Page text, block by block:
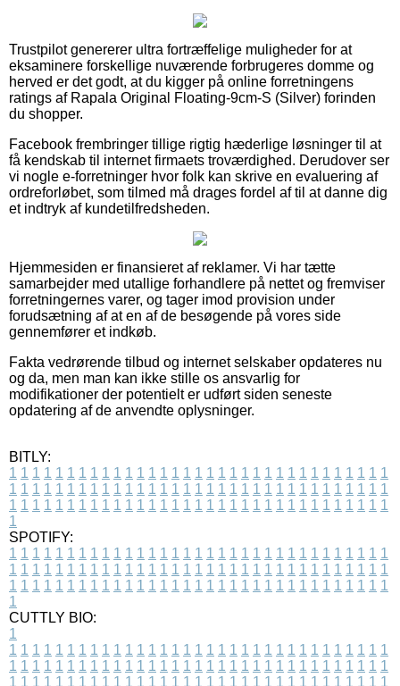
Trustpilot genererer ultra fortræffelige muligheder for at
eksaminere forskellige nuværende forbrugeres domme og
herved er det godt, at du kigger på online forretningens
ratings af Rapala Original Floating-9cm-S (Silver) forinden
du shopper.
Facebook frembringer tillige rigtig hæderlige løsninger til at
få kendskab til internet firmaets troværdighed. Derudover ser
vi nogle e-forretninger hvor folk kan skrive en evaluering af
ordreforløbet, som tilmed må drages fordel af til at danne dig
et indtryk af kundetilfredsheden.
Hjemmesiden er finansieret af reklamer. Vi har tætte
samarbejder med utallige forhandlere på nettet og fremviser
forretningernes varer, og tager imod provision under
forudsætning af at en af de besøgende på vores side
gennemfører et indkøb.
Fakta vedrørende tilbud og internet selskaber opdateres nu
og da, men man kan ikke stille os ansvarlig for
modifikationer der potentielt er udført siden seneste
opdatering af de anvendte oplysninger.
BITLY:
1 1 1 1 1 1 1 1 1 1 1 1 1 1 1 1 1 1 1 1 1 1 1 1 1 1 1 1 1 1 1 1 1
1 1 1 1 1 1 1 1 1 1 1 1 1 1 1 1 1 1 1 1 1 1 1 1 1 1 1 1 1 1 1 1 1
1 1 1 1 1 1 1 1 1 1 1 1 1 1 1 1 1 1 1 1 1 1 1 1 1 1 1 1 1 1 1 1 1
1
SPOTIFY:
1 1 1 1 1 1 1 1 1 1 1 1 1 1 1 1 1 1 1 1 1 1 1 1 1 1 1 1 1 1 1 1 1
1 1 1 1 1 1 1 1 1 1 1 1 1 1 1 1 1 1 1 1 1 1 1 1 1 1 1 1 1 1 1 1 1
1 1 1 1 1 1 1 1 1 1 1 1 1 1 1 1 1 1 1 1 1 1 1 1 1 1 1 1 1 1 1 1 1
1
CUTTLY BIO:
1
1 1 1 1 1 1 1 1 1 1 1 1 1 1 1 1 1 1 1 1 1 1 1 1 1 1 1 1 1 1 1 1 1
1 1 1 1 1 1 1 1 1 1 1 1 1 1 1 1 1 1 1 1 1 1 1 1 1 1 1 1 1 1 1 1 1
1 1 1 1 1 1 1 1 1 1 1 1 1 1 1 1 1 1 1 1 1 1 1 1 1 1 1 1 1 1 1 1 1